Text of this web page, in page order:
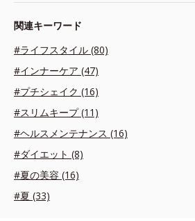
関連キーワード
#ライフスタイル (80)
#インナーケア (47)
#プチシェイク (16)
#スリムキープ (11)
#ヘルスメンテナンス (16)
#ダイエット (8)
#夏の美容 (16)
#夏 (33)